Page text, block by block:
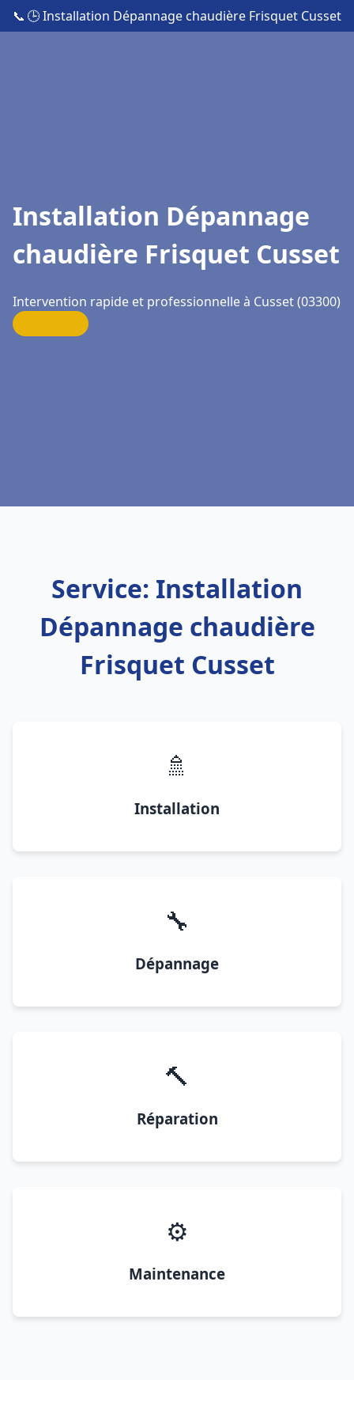
📞 🕒 Installation Dépannage chaudière Frisquet Cusset
Installation Dépannage
chaudière Frisquet Cusset
Intervention rapide et professionnelle à Cusset (03300)
Service: Installation
Dépannage chaudière
Frisquet Cusset
🚿
Installation
🔧
Dépannage
🔨
Réparation
⚙️
Maintenance